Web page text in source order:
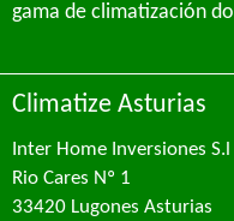
gama de climatización
Climatize Asturias
Inter Home Inversiones S.l
Rio Cares Nº 1
33420 Lugones Asturias